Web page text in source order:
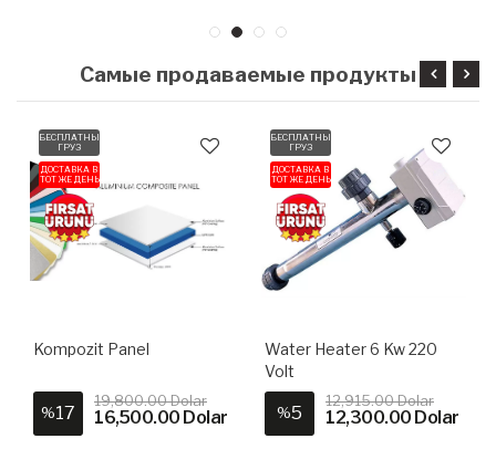
Самые продаваемые продукты
БЕСПЛАТНЫЙ
ГРУЗ
ДОСТАВКА В
ТОТ ЖЕ ДЕНЬ
Kompozit Panel
%17
19,800.00 Dolar
16,500.00 Dolar
БЕСПЛАТНЫЙ
ГРУЗ
ДОСТАВКА В
ТОТ ЖЕ ДЕНЬ
Water Heater 6 Kw 220
Volt
%5
12,915.00 Dolar
12,300.00 Dolar